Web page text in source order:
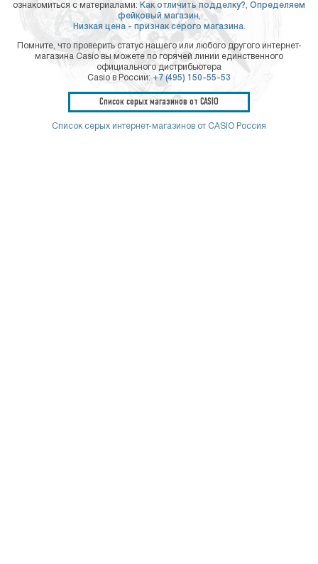
ознакомиться с материалами: Как отличить подделку?, Определяем
фейковый магазин,
Низкая цена - признак серого магазина.
Помните, что проверить статус нашего или любого другого интернет-
магазина Casio вы можете по горячей линии единственного
официального дистрибьютера
Casio в России: +7 (495) 150-55-53
Список серых магазинов от CASIO
Список серых интернет-магазинов от CASIO Россия